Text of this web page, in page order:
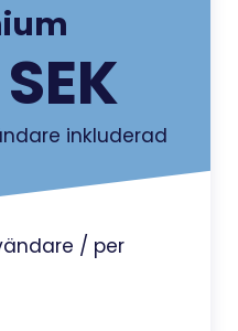
inkluderad
/ per